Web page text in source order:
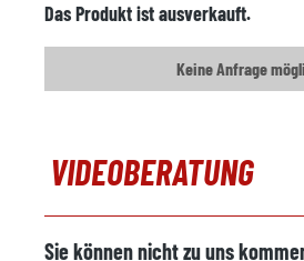
Das Produkt ist ausverkauft.
Keine Anfrage
VIDEOBERATUNG
Sie können nicht zu uns